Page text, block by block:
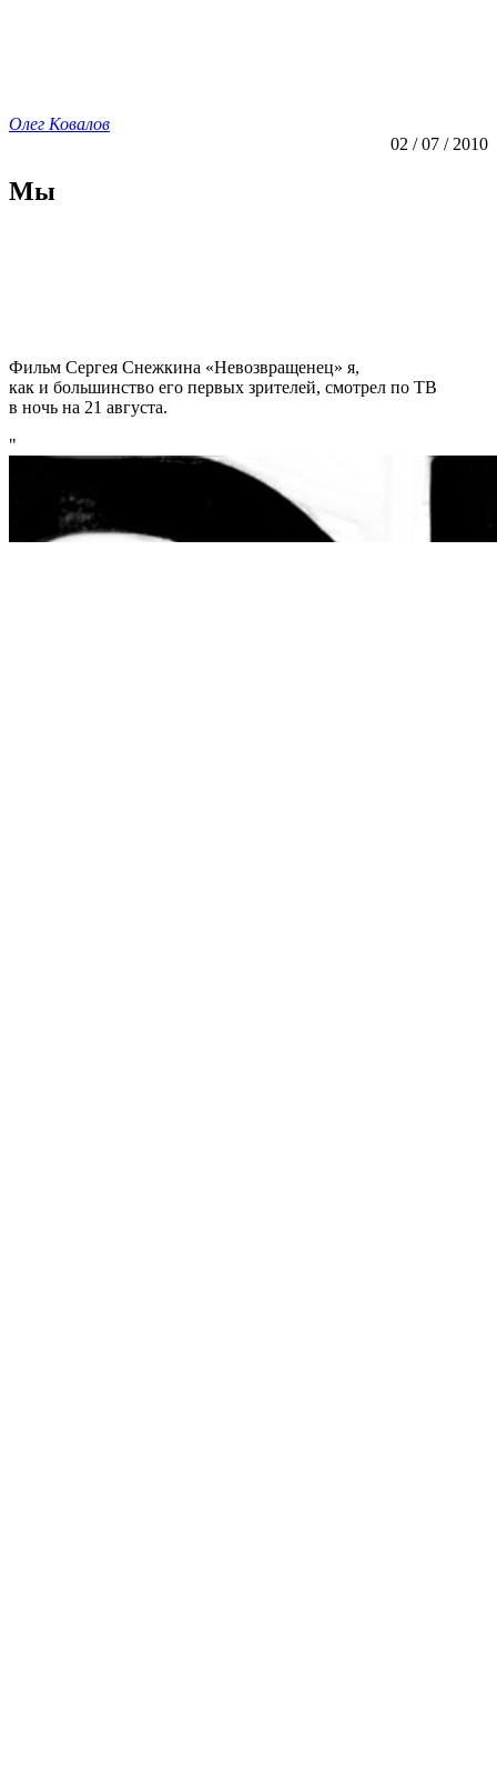
Олег Ковалов
02 / 07 / 2010
Мы
Фильм Сергея Снежкина «Невозвращенец» я,
как и большинство его первых зрителей, смотрел по ТВ
в ночь на 21 августа.